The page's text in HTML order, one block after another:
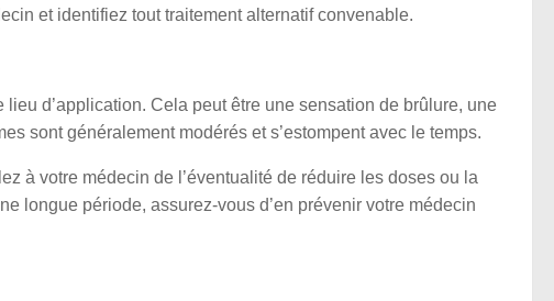
et identifiez tout traitement alternatif convenable.
d’application. Cela peut être une sensation de brûlure, une
sont généralement modérés et s’estompent avec le temps.
à votre médecin de l’éventualité de réduire les doses ou la
longue période, assurez-vous d’en prévenir votre médecin